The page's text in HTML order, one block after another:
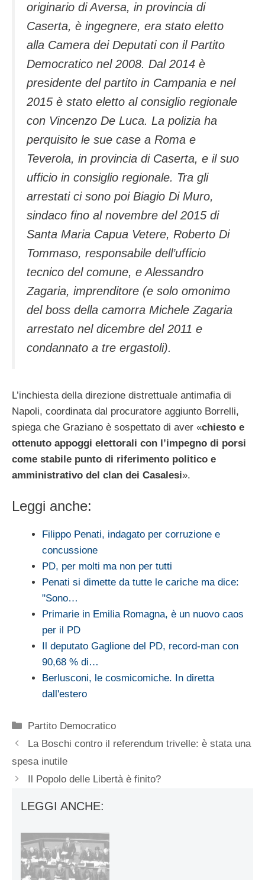
originario di Aversa, in provincia di
Caserta, è ingegnere, era stato eletto
alla Camera dei Deputati con il Partito
Democratico nel 2008. Dal 2014 è
presidente del partito in Campania e nel
2015 è stato eletto al consiglio regionale
con Vincenzo De Luca. La polizia ha
perquisito le sue case a Roma e
Teverola, in provincia di Caserta, e il suo
ufficio in consiglio regionale. Tra gli
arrestati ci sono poi Biagio Di Muro,
sindaco fino al novembre del 2015 di
Santa Maria Capua Vetere, Roberto Di
Tommaso, responsabile dell’ufficio
tecnico del comune, e Alessandro
Zagaria, imprenditore (e solo omonimo
del boss della camorra Michele Zagaria
arrestato nel dicembre del 2011 e
condannato a tre ergastoli).
L’inchiesta della direzione distrettuale antimafia di
Napoli, coordinata dal procuratore aggiunto Borrelli,
spiega che Graziano è sospettato di aver «chiesto e
ottenuto appoggi elettorali con l’impegno di porsi
come stabile punto di riferimento politico e
amministrativo del clan dei Casalesi».
Leggi anche:
Filippo Penati, indagato per corruzione e
concussione
PD, per molti ma non per tutti
Penati si dimette da tutte le cariche ma dice:
"Sono…
Primarie in Emilia Romagna, è un nuovo caos
per il PD
Il deputato Gaglione del PD, record-man con
90,68 % di…
Berlusconi, le cosmicomiche. In diretta
dall'estero
Categorie
Partito Democratico
La Boschi contro il referendum trivelle: è stata una
spesa inutile
Il Popolo delle Libertà è finito?
LEGGI ANCHE: